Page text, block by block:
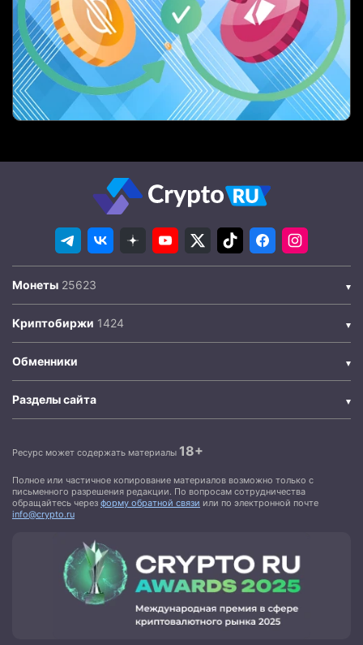
Монеты
Криптобиржи
Обменники
Разделы сайта
Ресурс может содержать материалы 18+
Полное или частичное копирование материалов возможно только с
письменного разрешения редакции. По вопросам сотрудничества
обращайтесь через форму обратной связи или по электронной почте
info@crypto.ru